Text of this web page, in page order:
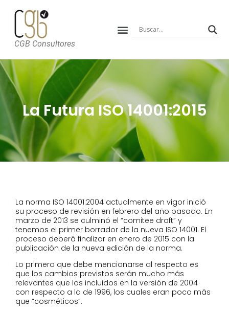
CGB Consultores
La Futura ISO 14001:2015
La norma ISO 14001:2004 actualmente en vigor inició
su proceso de revisión en febrero del año pasado. En
marzo de 2013 se culminó el “comitee draft” y
tenemos el primer borrador de la nueva ISO 14001. El
proceso deberá finalizar en enero de 2015 con la
publicación de la nueva edición de la norma.
Lo primero que debe mencionarse al respecto es
que los cambios previstos serán mucho más
relevantes que los incluidos en la versión de 2004
con respecto a la de 1996, los cuales eran poco más
que “cosméticos”.